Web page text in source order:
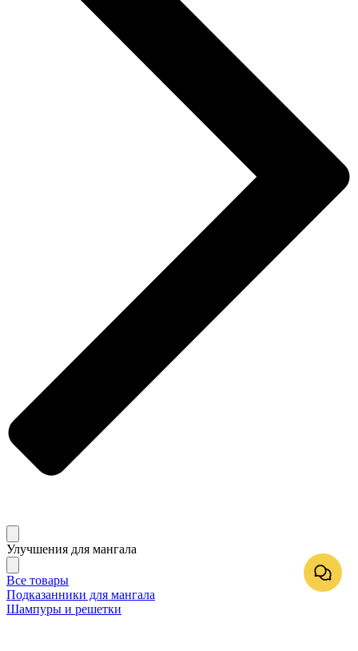
Улучшения для мангала
Все товары
Подказанники для мангала
Шампуры и решетки